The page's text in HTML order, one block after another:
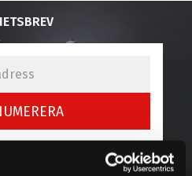
integritetspolicy